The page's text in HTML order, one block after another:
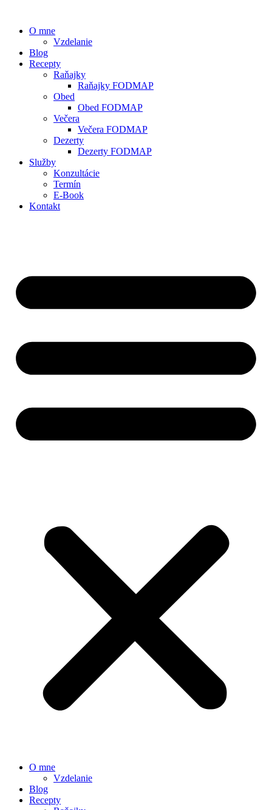
O mne
Vzdelanie
Blog
Recepty
Raňajky
Raňajky FODMAP
Obed
Obed FODMAP
Večera
Večera FODMAP
Dezerty
Dezerty FODMAP
Služby
Konzultácie
Termín
E-Book
Kontakt
O mne
Vzdelanie
Blog
Recepty